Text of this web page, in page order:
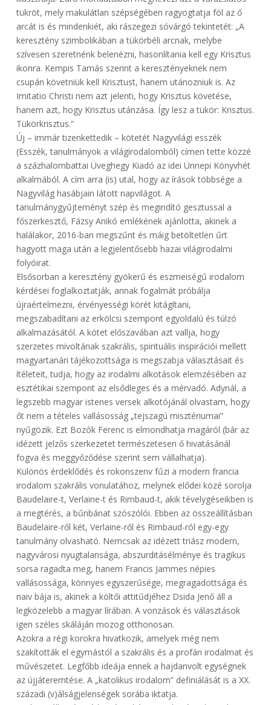
tükröt, mely makulátlan szépségében ragyogtatja föl az ő
arcát is és mindenkiét, aki rászegezi sóvárgó tekintetét: „A
keresztény szimbolikában a tükörbéli arcnak, melybe
szívesen szeretnénk belenézni, hasonlítania kell egy Krisztus
ikonra. Kempis Tamás szerint a keresztényeknek nem
csupán követniük kell Krisztust, hanem utánozniuk is. Az
Imitatio Christi nem azt jelenti, hogy Krisztus követése,
hanem azt, hogy Krisztus utánzása. Így lesz a tükör: Krisztus.
Tükörkrisztus.”
Új – immár tizenkettedik – kötetét Nagyvilági esszék
(Esszék, tanulmányok a világirodalomból) címen tette közzé
a százhalombattai Üveghegy Kiadó az idei Ünnepi Könyvhét
alkalmából. A cím arra (is) utal, hogy az írások többsége a
Nagyvilág hasábjain látott napvilágot. A
tanulmánygyűjteményt szép és megindító gesztussal a
főszerkesztő, Fázsy Anikó emlékének ajánlotta, akinek a
halálakor, 2016-ban megszűnt és máig betöltetlen űrt
hagyott maga után a legjelentősebb hazai világirodalmi
folyóirat.
Elsősorban a keresztény gyökerű és eszmeiségű irodalom
kérdései foglalkoztatják, annak fogalmát próbálja
újraértelmezni, érvényességi körét kitágítani,
megszabadítani az erkölcsi szempont egyoldalú és túlzó
alkalmazásától. A kötet előszavában azt vallja, hogy
szerzetes mivoltának szakrális, spirituális inspirációi mellett
magyartanári tájékozottsága is megszabja választásait és
ítéleteit, tudja, hogy az irodalmi alkotások elemzésében az
esztétikai szempont az elsődleges és a mérvadó. Adynál, a
legszebb magyar istenes versek alkotójánál olvastam, hogy
őt nem a tételes vallásosság „tejszagú misztériumai”
nyűgözik. Ezt Bozók Ferenc is elmondhatja magáról (bár az
idézett jelzős szerkezetet természetesen ő hivatásánál
fogva és meggyőződése szerint sem vállalhatja).
Különös érdeklődés és rokonszenv fűzi a modern francia
irodalom szakrális vonulatához, melynek elődei közé sorolja
Baudelaire-t, Verlaine-t és Rimbaud-t, akik tévelygéseikben is
a megtérés, a bűnbánat szószólói. Ebben az összeállításban
Baudelaire-ről két, Verlaine-ről és Rimbaud-ról egy-egy
tanulmány olvasható. Nemcsak az idézett triász modern,
nagyvárosi nyugtalansága, abszurditásélménye és tragikus
sorsa ragadta meg, hanem Francis Jammes népies
vallásossága, könnyes egyszerűsége, megragadottsága és
naiv bája is, akinek a költői attitűdjéhez Dsida Jenő áll a
legközelebb a magyar lírában. A vonzások és választások
igen széles skáláján mozog otthonosan.
Azokra a régi korokra hivatkozik, amelyek még nem
szakították el egymástól a szakrális és a profán irodalmat és
művészetet. Legfőbb ideája ennek a hajdanvolt egységnek
az újjáteremtése. A „katolikus irodalom” definiálását is a XX.
századi (v)álságjelenségek sorába iktatja.